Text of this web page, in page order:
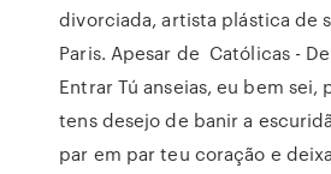
divorciada, artista plástica de
Paris. Apesar de Católicas -
Entrar Tú anseias, eu bem sei,
tens desejo de banir a
par em par teu coração e